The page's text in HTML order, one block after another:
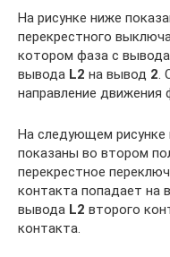
На рисунке ниже
перекрестного
котором фаза с вывода
вывода L2 на вывод 2.
направление движения
На следующем
показаны во втором
перекрестное
контакта попадает на
вывода L2 второго
контакта.